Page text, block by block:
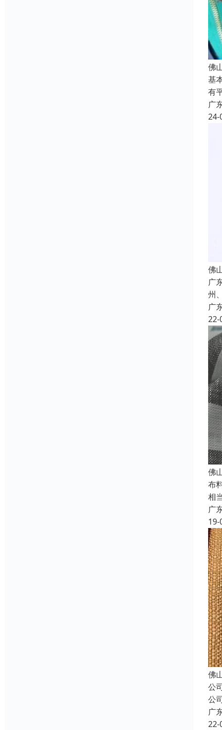
佛
基
有
广
24-
佛
广
州
广
22-
佛
布
相
广
19-
佛
公
公
广
22-